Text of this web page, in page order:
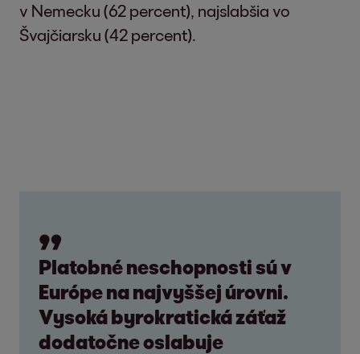
v Nemecku (62 percent), najslabšia vo
Švajčiarsku (42 percent).
Platobné neschopnosti sú v
Európe na najvyššej úrovni.
Vysoká byrokratická záťaž
dodatočne oslabuje